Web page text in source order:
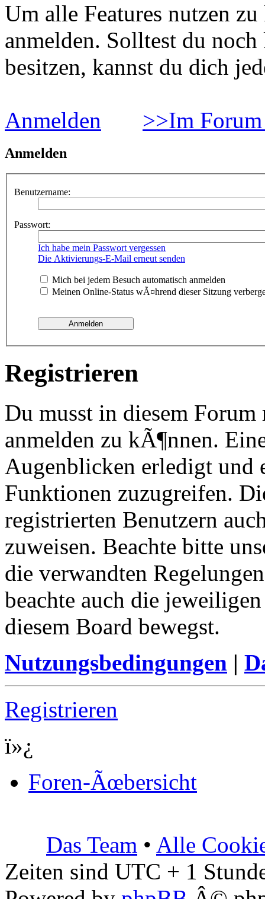
Um alle Features nutzen
anmelden. Solltest du
besitzen, kannst du dich
Anmelden >>Im
Anmelden
Benutzername:
Passwort:
Ich habe mein Passwort vergessen
Die Aktivierungs-E-Mail erneut senden
Mich bei jedem Besuch automatisch anmelden
Meinen Online-Status wÃ¤hrend dieser Sitzung
Registrieren
Du musst in diesem
anmelden zu kÃ¶nnen.
Augenblicken erledigt und
Funktionen zuzugreifen.
registrierten Benutzern
zuweisen. Beachte bitte
die verwandten
beachte auch die
diesem Board bewegst.
Nutzungsbedingungen |
Registrieren
ï»¿
Foren-Ãœbersicht
Das Team • Alle
Zeiten sind UTC + 1